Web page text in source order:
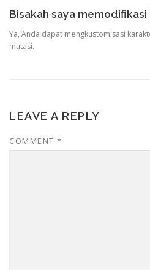
Bisakah saya
Ya, Anda dapat mengkustomisasi
mutasi.
LEAVE A REPLY
COMMENT *